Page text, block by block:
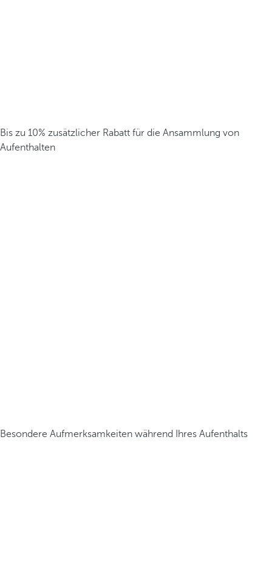
Bis zu 10% zusätzlicher Rabatt für die Ansammlung von
Aufenthalten
Besondere Aufmerksamkeiten während Ihres Aufenthalts